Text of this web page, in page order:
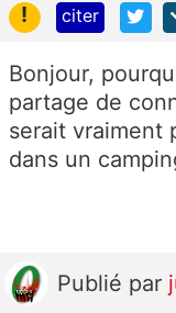
!
citer
Bonjour,
partage de
serait vraiment
dans un
Publié par